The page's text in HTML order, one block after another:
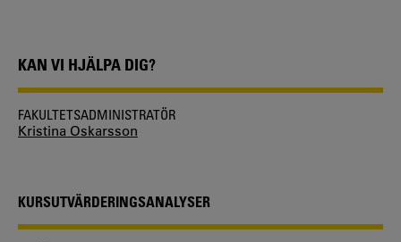
KAN VI HJÄLPA DIG?
FAKULTETSADMINISTRATÖR
Kristina Oskarsson
KURSUTVÄRDERINGSANALYSER